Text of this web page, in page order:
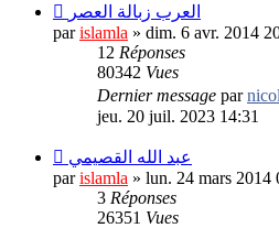
العرب زبالة العصر
parislamla » dim. 6 avr. 2014
12 Réponses
80342 Vues
Dernier message par
jeu. 20 juil. 2023 14:31
عبد الله القصيمي
parislamla » lun. 24 mars 2014
3 Réponses
26351 Vues